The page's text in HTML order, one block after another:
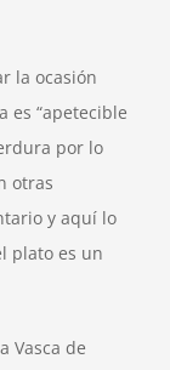
la ocasión
es “apetecible
por lo
otras
y aquí lo
plato es un
Vasca de